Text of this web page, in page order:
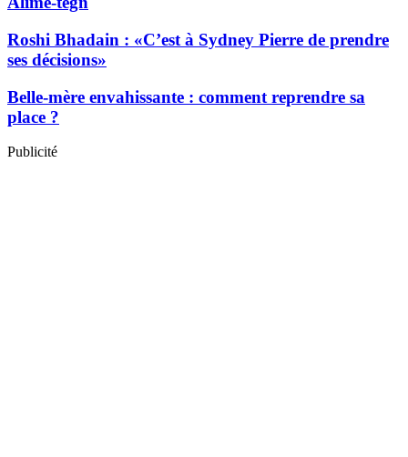
Roshi Bhadain : «C’est à Sydney Pierre de prendre
ses décisions»
Belle-mère envahissante : comment reprendre sa
place ?
Publicité